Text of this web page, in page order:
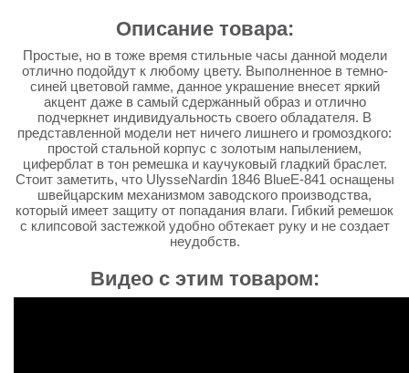
Описание товара:
Простые, но в тоже время стильные часы данной модели
отлично подойдут к любому цвету. Выполненное в темно-
синей цветовой гамме, данное украшение внесет яркий
акцент даже в самый сдержанный образ и отлично
подчеркнет индивидуальность своего обладателя. В
представленной модели нет ничего лишнего и громоздкого:
простой стальной корпус с золотым напылением,
циферблат в тон ремешка и каучуковый гладкий браслет.
Стоит заметить, что UlysseNardin 1846 BlueE-841 оснащены
швейцарским механизмом заводского производства,
который имеет защиту от попадания влаги. Гибкий ремешок
с клипсовой застежкой удобно обтекает руку и не создает
неудобств.
Видео с этим товаром: